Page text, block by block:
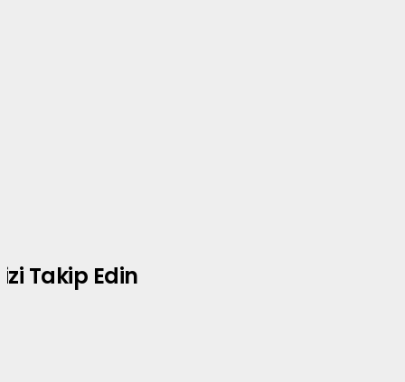
Takip Edin